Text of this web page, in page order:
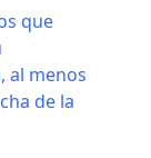
que
al menos
de la